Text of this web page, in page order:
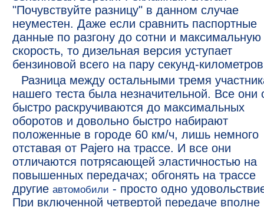
"Почувствуйте разницу" в данном случае
неуместен. Даже если сравнить паспортные
данные по разгону до сотни и максимальную
скорость, то дизельная версия уступает
бензиновой всего на пару секунд-
Разница между остальными тремя
нашего теста была незначительной. Все они
быстро раскручиваются до максимальных
оборотов и довольно быстро набирают
положенные в городе 60 км/ч, лишь немного
отставая от Pajero на трассе. И все они
отличаются потрясающей эластичностью на
повышенных передачах; обгонять на трассе
другие автомобили - просто одно
При включенной четвертой передаче вполне